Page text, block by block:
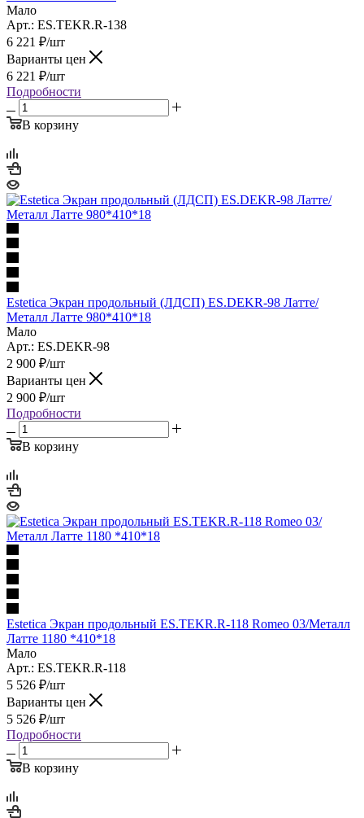
Мало
Арт.: ES.TEKR.R-138
6 221 ₽/шт
Варианты цен
6 221 ₽/шт
Подробности
В корзину
Estetica Экран продольный (ЛДСП) ES.DEKR-98 Латте/
Металл Латте 980*410*18
Мало
Арт.: ES.DEKR-98
2 900 ₽/шт
Варианты цен
2 900 ₽/шт
Подробности
В корзину
Estetica Экран продольный ES.TEKR.R-118 Romeo 03/Металл
Латте 1180 *410*18
Мало
Арт.: ES.TEKR.R-118
5 526 ₽/шт
Варианты цен
5 526 ₽/шт
Подробности
В корзину